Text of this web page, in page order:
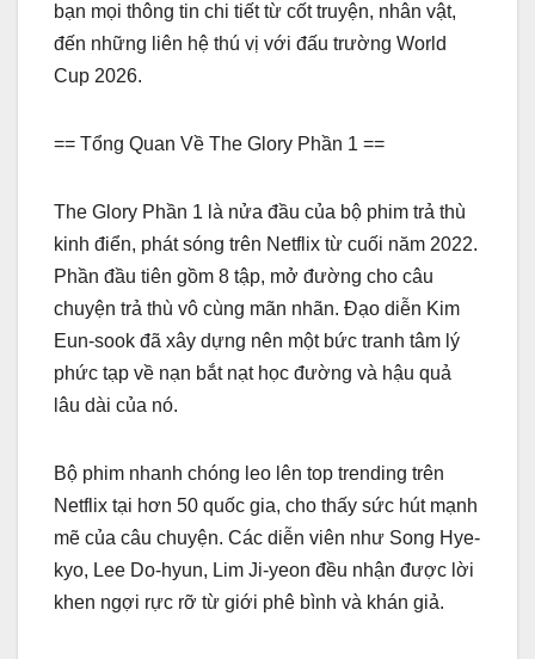
bạn mọi thông tin chi tiết từ cốt truyện, nhân vật,
đến những liên hệ thú vị với đấu trường World
Cup 2026.
== Tổng Quan Về The Glory Phần 1 ==
The Glory Phần 1 là nửa đầu của bộ phim trả thù
kinh điển, phát sóng trên Netflix từ cuối năm 2022.
Phần đầu tiên gồm 8 tập, mở đường cho câu
chuyện trả thù vô cùng mãn nhãn. Đạo diễn Kim
Eun-sook đã xây dựng nên một bức tranh tâm lý
phức tạp về nạn bắt nạt học đường và hậu quả
lâu dài của nó.
Bộ phim nhanh chóng leo lên top trending trên
Netflix tại hơn 50 quốc gia, cho thấy sức hút mạnh
mẽ của câu chuyện. Các diễn viên như Song Hye-
kyo, Lee Do-hyun, Lim Ji-yeon đều nhận được lời
khen ngợi rực rỡ từ giới phê bình và khán giả.